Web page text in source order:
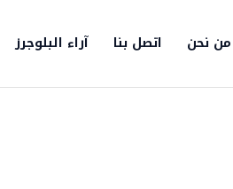
من نحن اتصل بنا آراء البلوجرز